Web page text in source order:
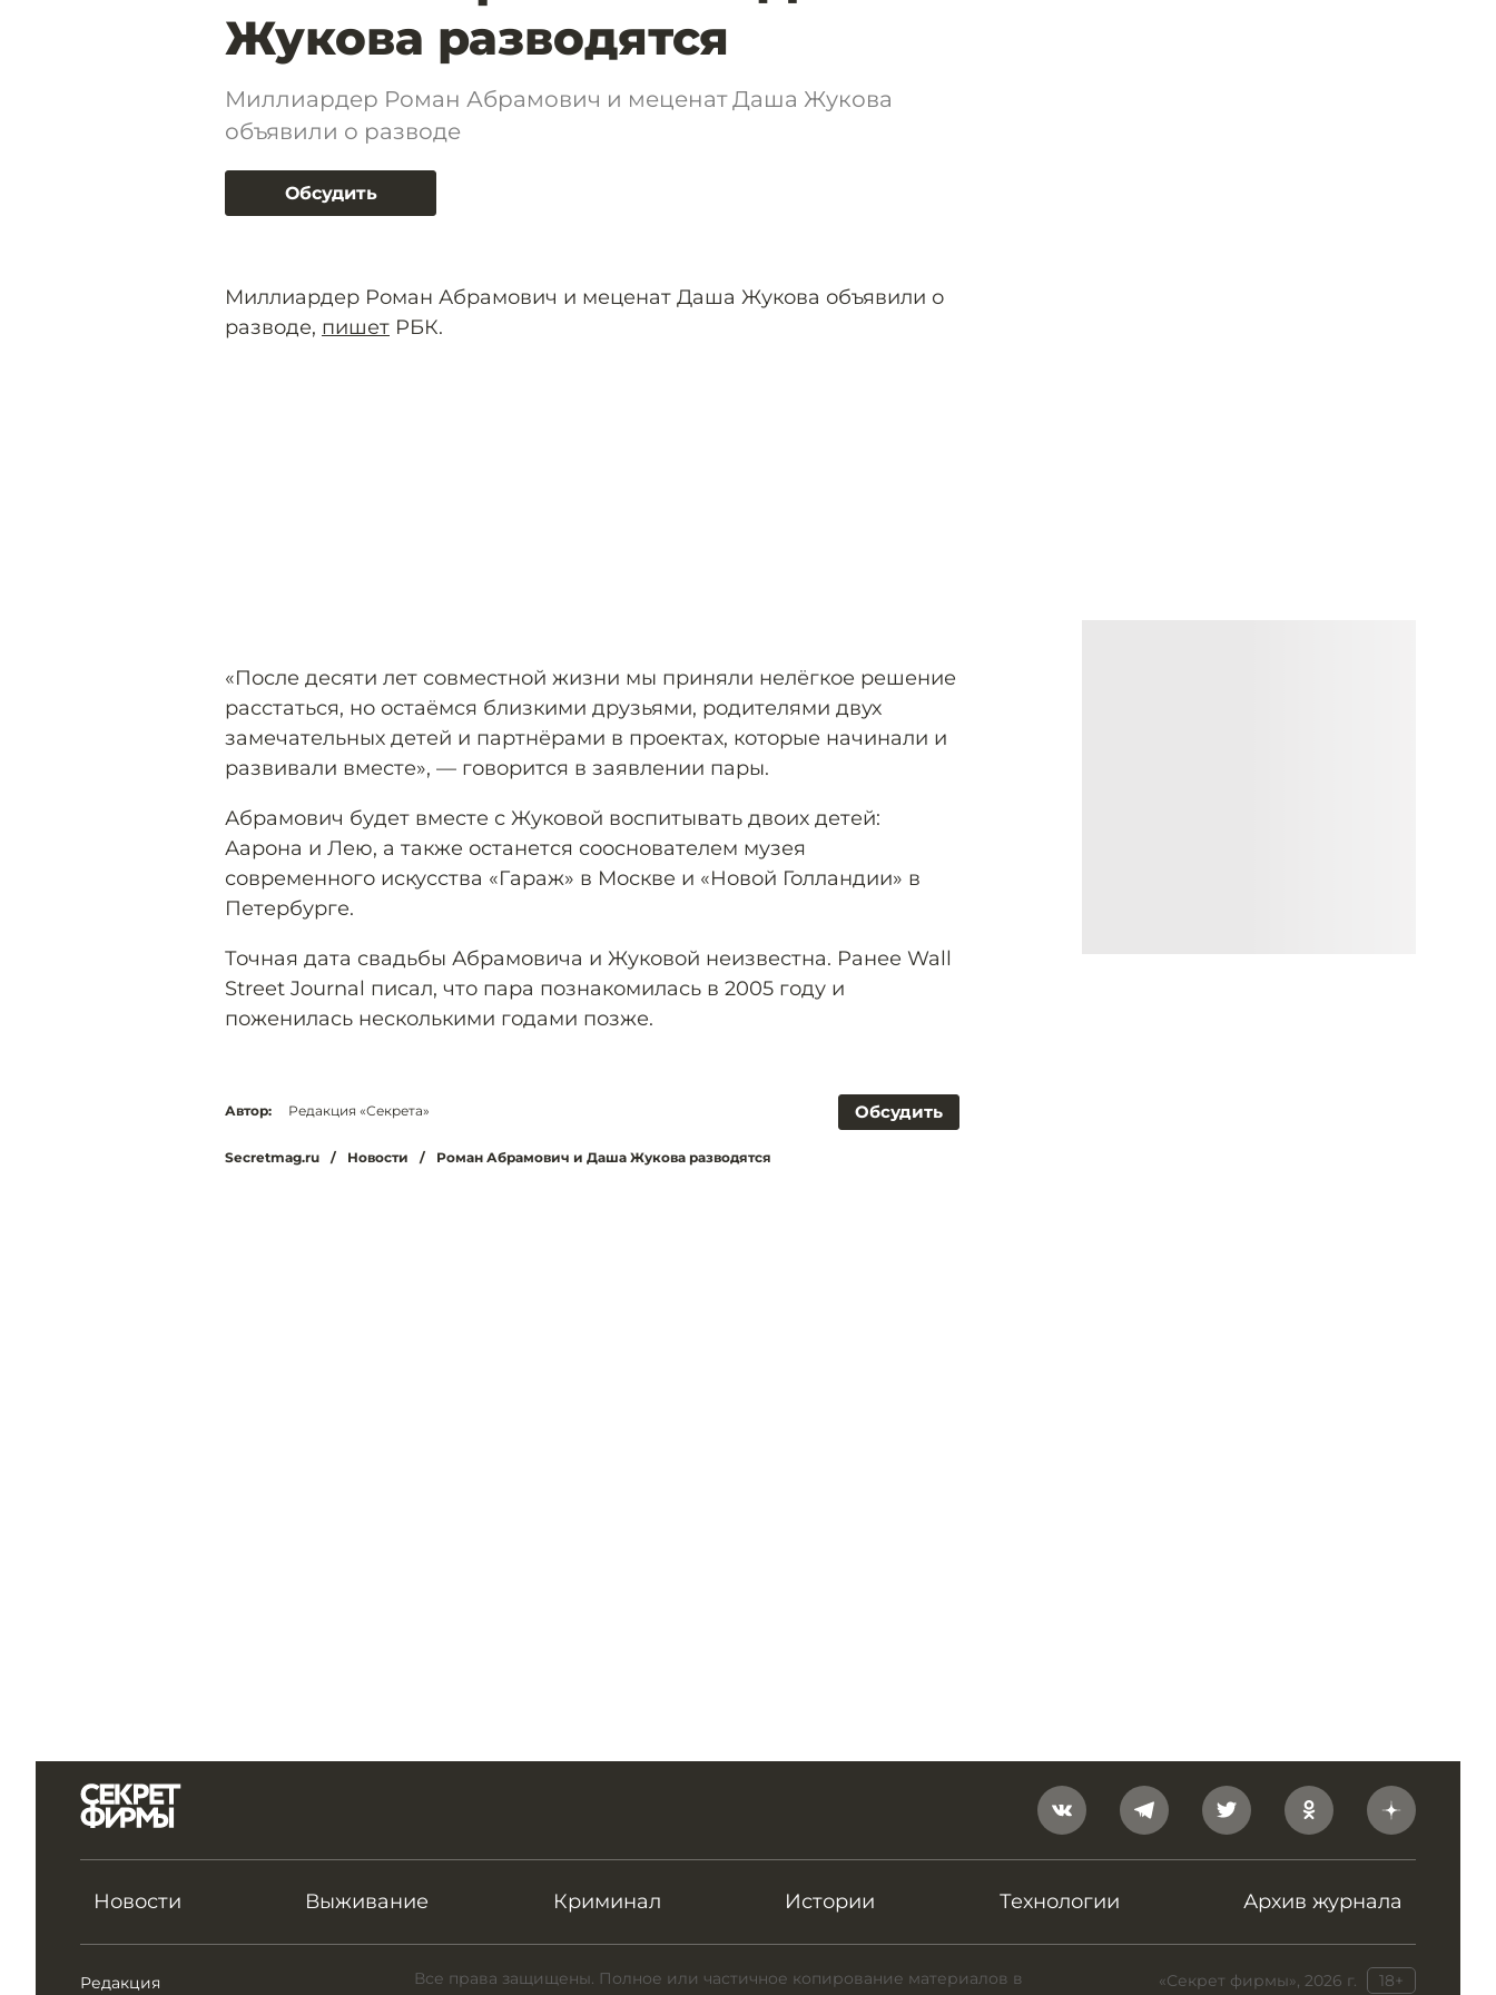
Жукова разводятся
Миллиардер Роман Абрамович и меценат Даша Жукова
объявили о разводе
Обсудить
Миллиардер Роман Абрамович и меценат Даша Жукова объявили о
разводе, пишет РБК.
«После десяти лет совместной жизни мы приняли нелёгкое решение
расстаться, но остаёмся близкими друзьями, родителями двух
замечательных детей и партнёрами в проектах, которые начинали и
развивали вместе», — говорится в заявлении пары.
Абрамович будет вместе с Жуковой воспитывать двоих детей:
Аарона и Лею, а также останется сооснователем музея
современного искусства «Гараж» в Москве и «Новой Голландии» в
Петербурге.
Точная дата свадьбы Абрамовича и Жуковой неизвестна. Ранее Wall
Street Journal писал, что пара познакомилась в 2005 году и
поженилась несколькими годами позже.
Обсудить
Автор: Редакция «Секрета»
Secretmag.ru / Новости / Роман Абрамович и Даша Жукова разводятся
Новости Выживание Криминал Истории Технологии Архив журнала
Редакция «Секрет фирмы», 2026 г. 18+
Все права защищены. Полное или частичное копирование материалов в